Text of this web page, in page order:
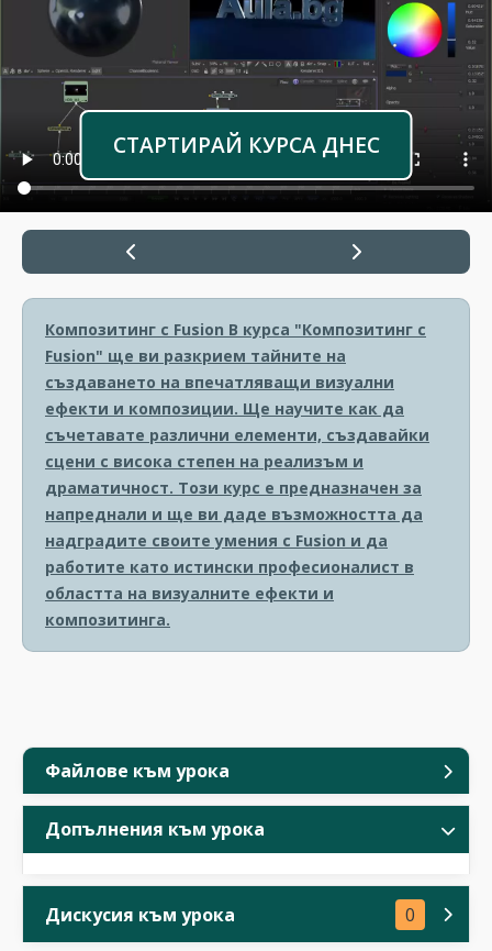
Файлове към урока
Допълнения към урока
Дискусия към урока 0
СТАРТИРАЙ КУРСА ДНЕС
Композитинг с Fusion В курса "Композитинг с
Fusion" ще ви разкрием тайните на
създаването на впечатляващи визуални
ефекти и композиции. Ще научите как да
съчетавате различни елементи, създавайки
сцени с висока степен на реализъм и
драматичност. Този курс е предназначен за
напреднали и ще ви даде възможността да
надградите своите умения с Fusion и да
работите като истински професионалист в
областта на визуалните ефекти и
композитинга.